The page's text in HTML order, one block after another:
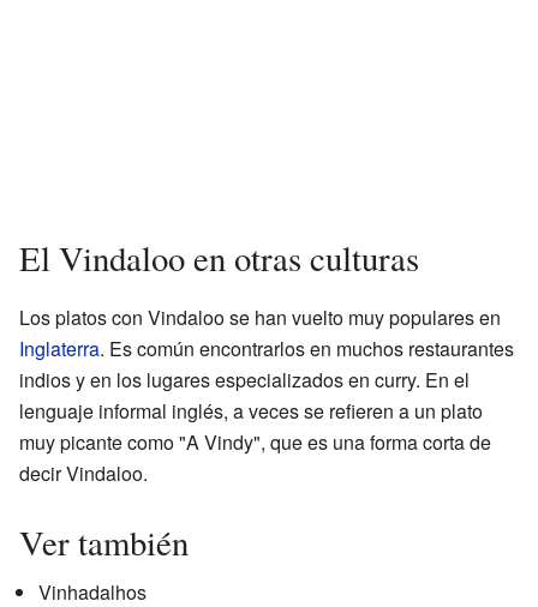
El Vindaloo en otras culturas
Los platos con Vindaloo se han vuelto muy populares en
Inglaterra. Es común encontrarlos en muchos restaurantes
indios y en los lugares especializados en curry. En el
lenguaje informal inglés, a veces se refieren a un plato
muy picante como "A Vindy", que es una forma corta de
decir Vindaloo.
Ver también
Vinhadalhos